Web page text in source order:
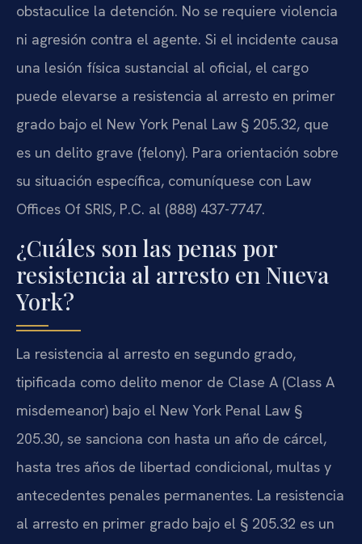
obstaculice la detención. No se requiere violencia
ni agresión contra el agente. Si el incidente causa
una lesión física sustancial al oficial, el cargo
puede elevarse a resistencia al arresto en primer
grado bajo el New York Penal Law § 205.32, que
es un delito grave (felony). Para orientación sobre
su situación específica, comuníquese con Law
Offices Of SRIS, P.C. al (888) 437-7747.
¿Cuáles son las penas por
resistencia al arresto en Nueva
York?
La resistencia al arresto en segundo grado,
tipificada como delito menor de Clase A (Class A
misdemeanor) bajo el New York Penal Law §
205.30, se sanciona con hasta un año de cárcel,
hasta tres años de libertad condicional, multas y
antecedentes penales permanentes. La resistencia
al arresto en primer grado bajo el § 205.32 es un